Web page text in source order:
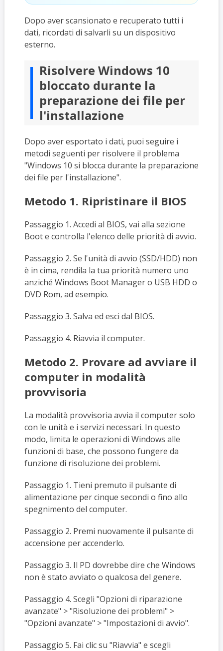
Dopo aver scansionato e recuperato tutti i
dati, ricordati di salvarli su un dispositivo
esterno.
Risolvere Windows 10
bloccato durante la
preparazione dei file per
l'installazione
Dopo aver esportato i dati, puoi seguire i
metodi seguenti per risolvere il problema
"Windows 10 si blocca durante la preparazione
dei file per l'installazione".
Metodo 1. Ripristinare il BIOS
Passaggio 1. Accedi al BIOS, vai alla sezione
Boot e controlla l'elenco delle priorità di avvio.
Passaggio 2. Se l'unità di avvio (SSD/HDD) non
è in cima, rendila la tua priorità numero uno
anziché Windows Boot Manager o USB HDD o
DVD Rom, ad esempio.
Passaggio 3. Salva ed esci dal BIOS.
Passaggio 4. Riavvia il computer.
Metodo 2. Provare ad avviare il
computer in modalità
provvisoria
La modalità provvisoria avvia il computer solo
con le unità e i servizi necessari. In questo
modo, limita le operazioni di Windows alle
funzioni di base, che possono fungere da
funzione di risoluzione dei problemi.
Passaggio 1. Tieni premuto il pulsante di
alimentazione per cinque secondi o fino allo
spegnimento del computer.
Passaggio 2. Premi nuovamente il pulsante di
accensione per accenderlo.
Passaggio 3. Il PD dovrebbe dire che Windows
non è stato avviato o qualcosa del genere.
Passaggio 4. Scegli "Opzioni di riparazione
avanzate" > "Risoluzione dei problemi" >
"Opzioni avanzate" > "Impostazioni di avvio".
Passaggio 5. Fai clic su "Riavvia" e scegli